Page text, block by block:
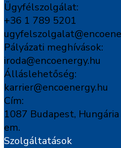
Ügyfélszolgálat:
+36 1 789 5201
Pályázati meghívások:
iroda@encoenergy.hu
Álláslehetőség:
karrier@encoenergy.hu
Cím:
1087 Budapest,
em.
Szolgáltatások